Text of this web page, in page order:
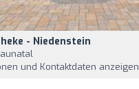
- Niedenstein
und Kontaktdaten anzeigen